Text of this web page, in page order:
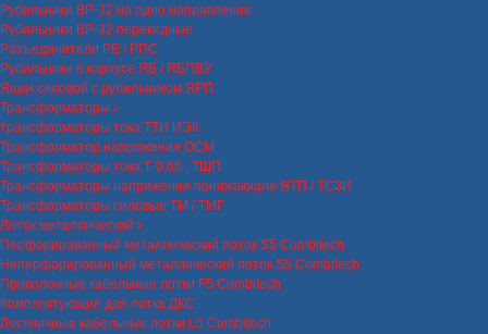
Рубильники ВР-32 на одно направление
Рубильники ВР-32 перекидные
Разъединители РЕ / РПС
Рубильники в корпусе ЯБ / ЯБПВУ
Ящик силовой с рубильником ЯРП
Трансформаторы
трансформаторы тока ТТИ ИЭК
Трансформатор напряжения ОСМ
Трансформаторы тока Т-0.66 , ТШП
Трансформаторы напряжения понижающие ЯТП / ТСЗИ
Трансформаторы силовые ТМ / ТМГ
Лоток металлический
Перфорированный металлический лоток S5 Combitech
Неперфорированный металлический лоток S5 Combitech
Проволочные кабельные лотки F5 Combitech
Комплектующие для лотка ДКС
Лестничные кабельные лотки L5 Combitech